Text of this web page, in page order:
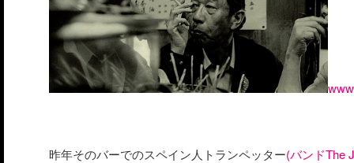
昨年そのバーでのスペイン人トランペッター(バンドThe